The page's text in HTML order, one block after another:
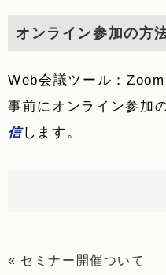
オンライン参加の方
Web会議ツール：
事前にオンライン参加
信します。
« セミナー開催ついて